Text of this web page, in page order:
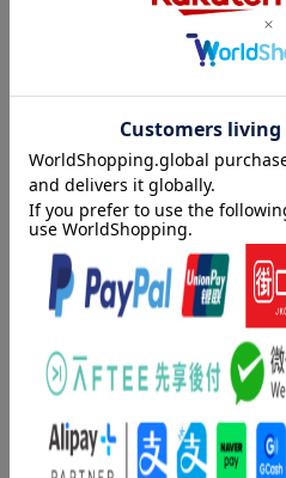
※予告なく変更になる場合がございます
＜初回生産限定仕様＞
●TVアニメ『道産子ギャルはなま
たスリーブケース付き
内容紹介
TVアニメ『道産子ギャルはなまら
■表題曲は2024年1月放送開始TV
んこい』エンディングテーマ
■同作のオープニングテーマを担
石昌良）が作詞、作曲を担当！
■10月12日（木）に配信限定リリ
主題歌「All is mind！」と、